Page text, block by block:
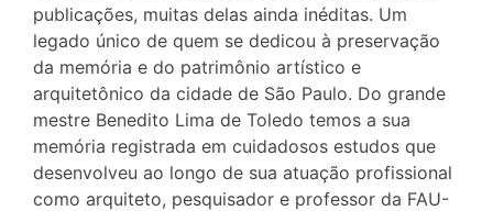
publicações, muitas delas ainda inéditas. Um
legado único de quem se dedicou à preservação
da memória e do patrimônio artístico e
arquitetônico da cidade de São Paulo. Do grande
mestre Benedito Lima de Toledo temos a sua
memória registrada em cuidadosos estudos que
desenvolveu ao longo de sua atuação profissional
como arquiteto, pesquisador e professor da FAU-